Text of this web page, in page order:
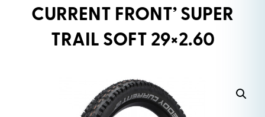
CURRENT FRONT’ SUPER
TRAIL SOFT 29×2.60